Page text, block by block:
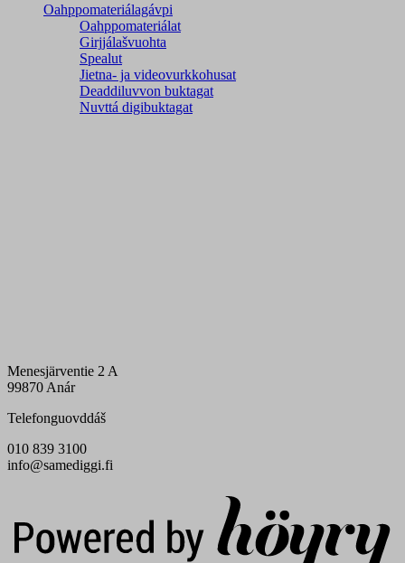
Oahppomateriálagávpi
Oahppomateriálat
Girjjálašvuohta
Spealut
Jietna- ja videovurkkohusat
Deaddiluvvon buktagat
Nuvttá digibuktagat
Menesjärventie 2 A
99870 Anár
Telefonguovddáš
010 839 3100
info@samediggi.fi